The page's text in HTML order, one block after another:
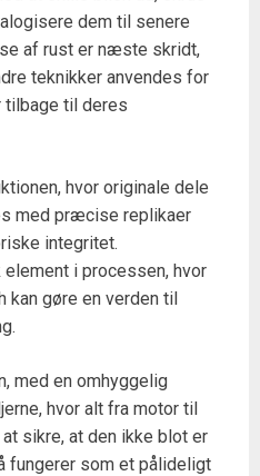
dem til senere
af rust er næste skridt,
teknikker anvendes for
tilbage til deres
hvor originale dele
med præcise replikaer
integritet.
i processen, hvor
kan gøre en verden til
med en omhyggelig
hvor alt fra motor til
sikre, at den ikke blot er
fungerer som et pålideligt